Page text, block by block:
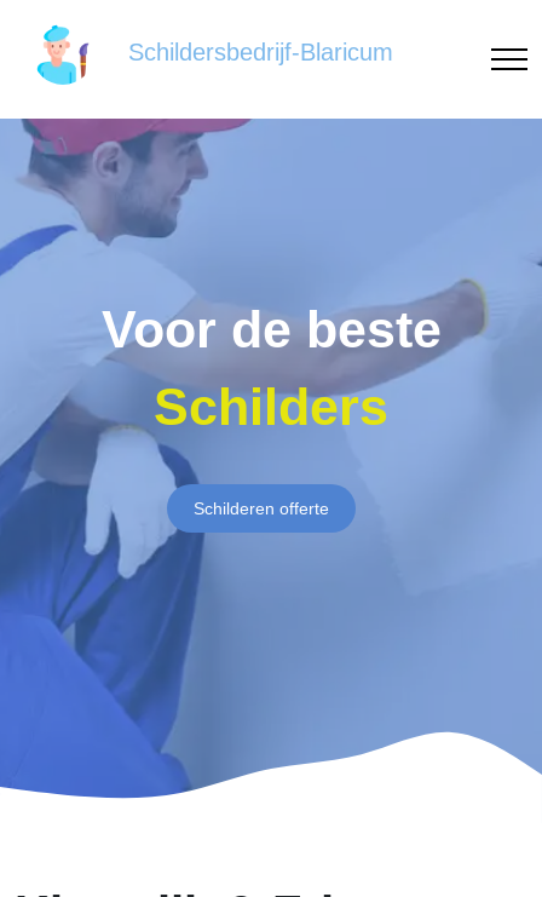
Schildersbedrijf-Blaricum
Voor de beste
Schilders
Schilderen offerte